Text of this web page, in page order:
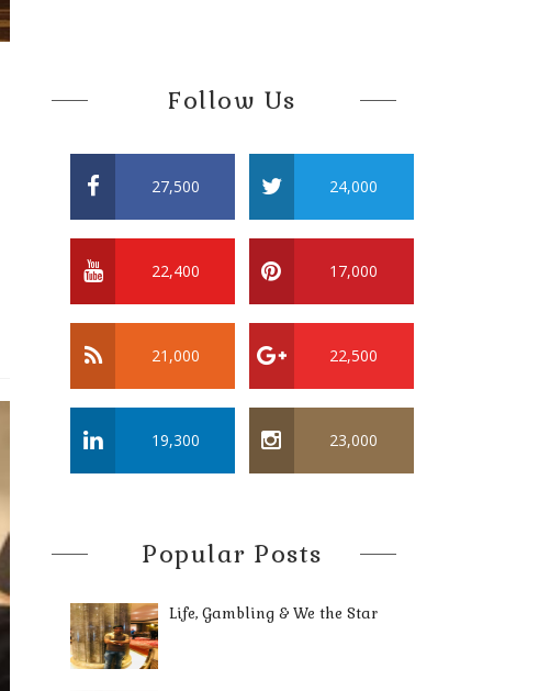
Follow Us
27,500 24,000
22,400 17,000
21,000 22,500
19,300 23,000
Popular Posts
Life, Gambling & We the Star